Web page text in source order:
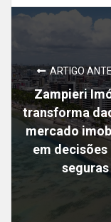
ARTIGO
Zampieri
transforma
mercado
em decisões
seguras